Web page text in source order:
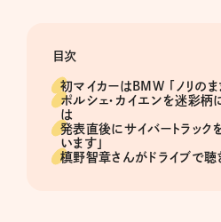
目次
初マイカーはBMW 「ノリの
ポルシェ・カイエンを迷彩柄
は
発表直後にサイバートラック
います」
槙野智章さんがドライブで聴